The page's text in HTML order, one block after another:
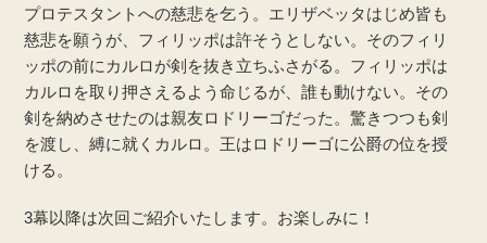
プロテスタントへの慈悲を乞う。エリザベッタはじめ皆も
慈悲を願うが、フィリッポは許そうとしない。そのフィリ
ッポの前にカルロが剣を抜き立ちふさがる。フィリッポは
カルロを取り押さえるよう命じるが、誰も動けない。その
剣を納めさせたのは親友ロドリーゴだった。驚きつつも剣
を渡し、縛に就くカルロ。王はロドリーゴに公爵の位を授
ける。
3幕以降は次回ご紹介いたします。お楽しみに！